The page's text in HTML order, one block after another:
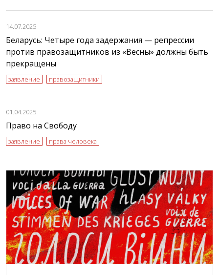
14.07.2025
Беларусь: Четыре года задержания — репрессии
против правозащитников из «Весны» должны быть
прекращены
заявление правозащитники
01.04.2025
Право на Свободу
заявление права человека